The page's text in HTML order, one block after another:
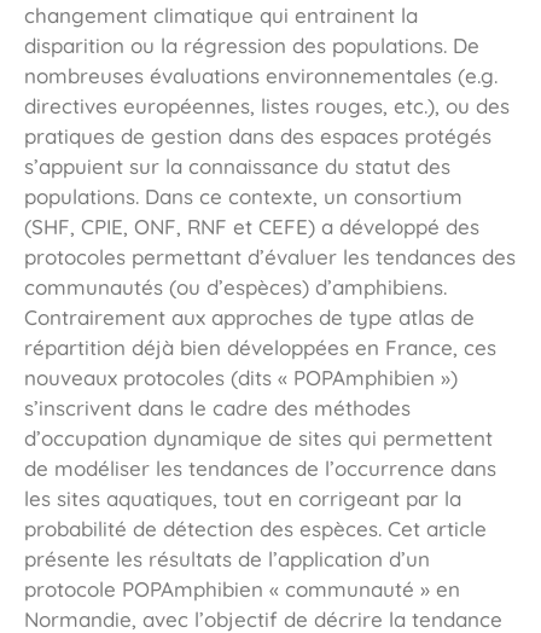
changement climatique qui entrainent la
disparition ou la régression des populations. De
nombreuses évaluations environnementales (e.g.
directives européennes, listes rouges, etc.), ou des
pratiques de gestion dans des espaces protégés
s’appuient sur la connaissance du statut des
populations. Dans ce contexte, un consortium
(SHF, CPIE, ONF, RNF et CEFE) a développé des
protocoles permettant d’évaluer les tendances des
communautés (ou d’espèces) d’amphibiens.
Contrairement aux approches de type atlas de
répartition déjà bien développées en France, ces
nouveaux protocoles (dits « POPAmphibien »)
s’inscrivent dans le cadre des méthodes
d’occupation dynamique de sites qui permettent
de modéliser les tendances de l’occurrence dans
les sites aquatiques, tout en corrigeant par la
probabilité de détection des espèces. Cet article
présente les résultats de l’application d’un
protocole POPAmphibien « communauté » en
Normandie, avec l’objectif de décrire la tendance